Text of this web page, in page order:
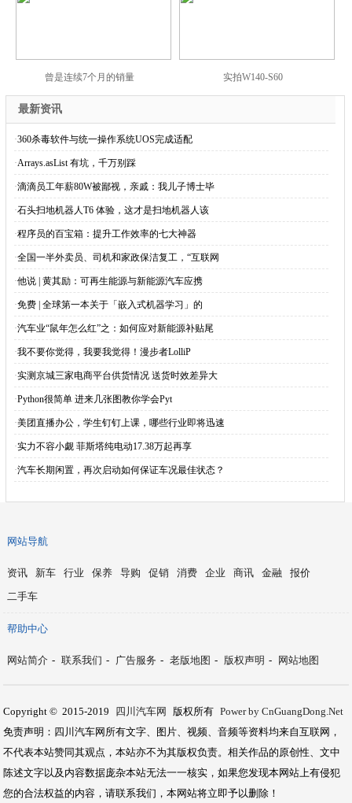
曾是连续7个月的销量 实拍W140-S60
最新资讯
·360杀毒软件与统一操作系统UOS完成适配
·Arrays.asList 有坑，千万别踩
·滴滴员工年薪80W被鄙视，亲戚：我儿子博士毕
·石头扫地机器人T6 体验，这才是扫地机器人该
·程序员的百宝箱：提升工作效率的七大神器
·全国一半外卖员、司机和家政保洁复工，“互联网
·他说 | 黄其励：可再生能源与新能源汽车应携
·免费 | 全球第一本关于「嵌入式机器学习」的
·汽车业“鼠年怎么红”之：如何应对新能源补贴尾
·我不要你觉得，我要我觉得！漫步者LolliP
·实测京城三家电商平台供货情况 送货时效差异大
·Python很简单 进来几张图教你学会Pyt
·美团直播办公，学生钉钉上课，哪些行业即将迅速
·实力不容小觑 菲斯塔纯电动17.38万起再享
·汽车长期闲置，再次启动如何保证车况最佳状态？
网站导航
资讯 新车 行业 保养 导购 促销 消费 企业 商讯 金融
报价
二手车
帮助中心
网站简介 - 联系我们 - 广告服务 - 老版地图 - 版权声明 - 网站地图
Copyright © 2015-2019 四川汽车网 版权所有 Power by CnGuangDong.Net
免责声明：四川汽车网所有文字、图片、视频、音频等资料均来自互联网，
不代表本站赞同其观点，本站亦不为其版权负责。相关作品的原创性、文中
陈述文字以及内容数据庞杂本站无法一一核实，如果您发现本网站上有侵犯
您的合法权益的内容，请联系我们，本网站将立即予以删除！